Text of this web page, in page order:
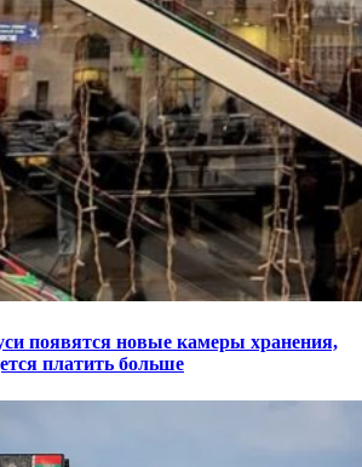
появятся новые камеры хранения,
платить больше